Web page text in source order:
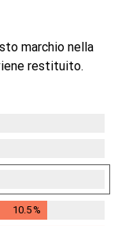
marchio nella
restituito.
10.5%